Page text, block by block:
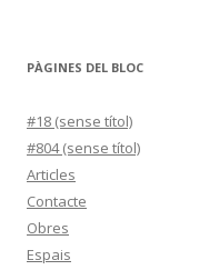
PÀGINES DEL BLOC
#18 (sense títol)
#804 (sense títol)
Articles
Contacte
Obres
Espais